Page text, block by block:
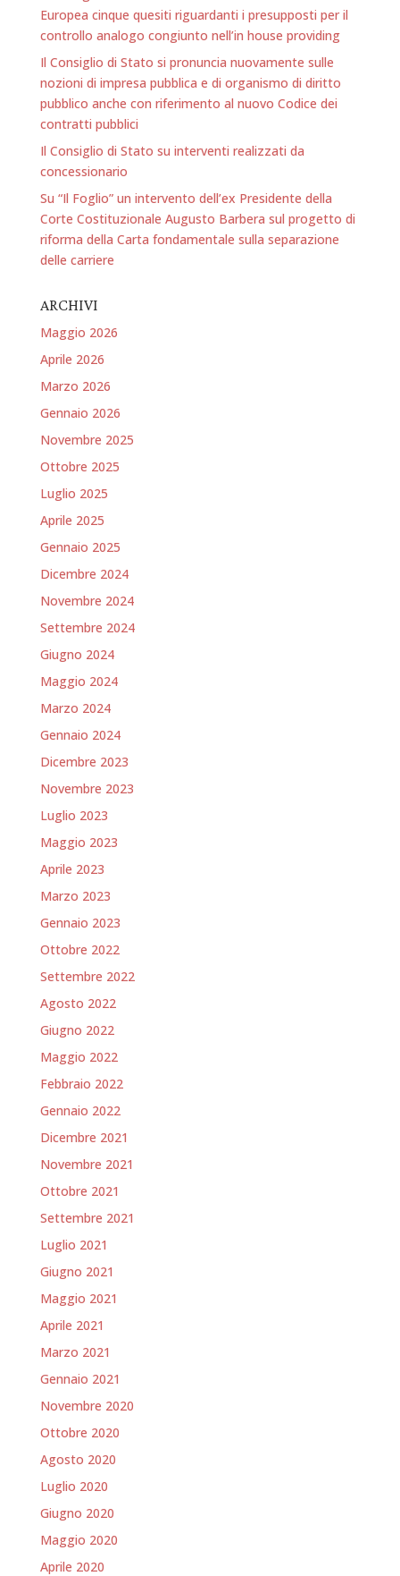
Europea cinque quesiti riguardanti i presupposti per il
controllo analogo congiunto nell’in house providing
Il Consiglio di Stato si pronuncia nuovamente sulle
nozioni di impresa pubblica e di organismo di diritto
pubblico anche con riferimento al nuovo Codice dei
contratti pubblici
Il Consiglio di Stato su interventi realizzati da
concessionario
Su “Il Foglio” un intervento dell’ex Presidente della
Corte Costituzionale Augusto Barbera sul progetto di
riforma della Carta fondamentale sulla separazione
delle carriere
ARCHIVI
Maggio 2026
Aprile 2026
Marzo 2026
Gennaio 2026
Novembre 2025
Ottobre 2025
Luglio 2025
Aprile 2025
Gennaio 2025
Dicembre 2024
Novembre 2024
Settembre 2024
Giugno 2024
Maggio 2024
Marzo 2024
Gennaio 2024
Dicembre 2023
Novembre 2023
Luglio 2023
Maggio 2023
Aprile 2023
Marzo 2023
Gennaio 2023
Ottobre 2022
Settembre 2022
Agosto 2022
Giugno 2022
Maggio 2022
Febbraio 2022
Gennaio 2022
Dicembre 2021
Novembre 2021
Ottobre 2021
Settembre 2021
Luglio 2021
Giugno 2021
Maggio 2021
Aprile 2021
Marzo 2021
Gennaio 2021
Novembre 2020
Ottobre 2020
Agosto 2020
Luglio 2020
Giugno 2020
Maggio 2020
Aprile 2020